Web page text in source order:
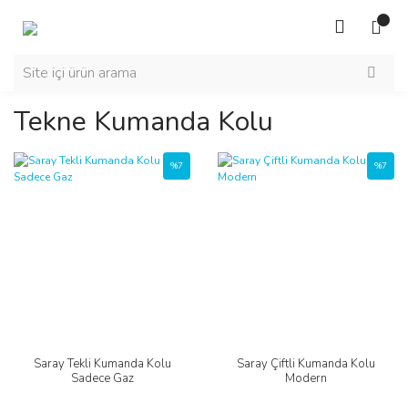
Tekne Kumanda Kolu
Saray Tekli Kumanda Kolu
Sadece Gaz
%7
Saray Çiftli Kumanda Kolu
Modern
%7